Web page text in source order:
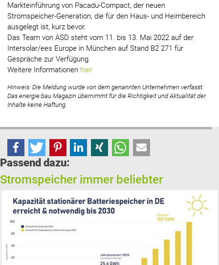
Markteinführung von Pacadu-Compact, der neuen
Stromspeicher-Generation, die für den Haus- und Heimbereich
ausgelegt ist, kurz bevor.
Das Team von ASD steht vom 11. bis 13. Mai 2022 auf der
Intersolar/ees Europe in München auf Stand B2 271 für
Gespräche zur Verfügung.
Weitere Informationen hier
Hinweis: Die Meldung wurde von dem genannten Unternehmen verfasst.
Das energie:bau Magazin übernimmt für die Richtigkeit und Aktualität der
Inhalte keine Haftung.
Passend dazu:
Stromspeicher immer beliebter